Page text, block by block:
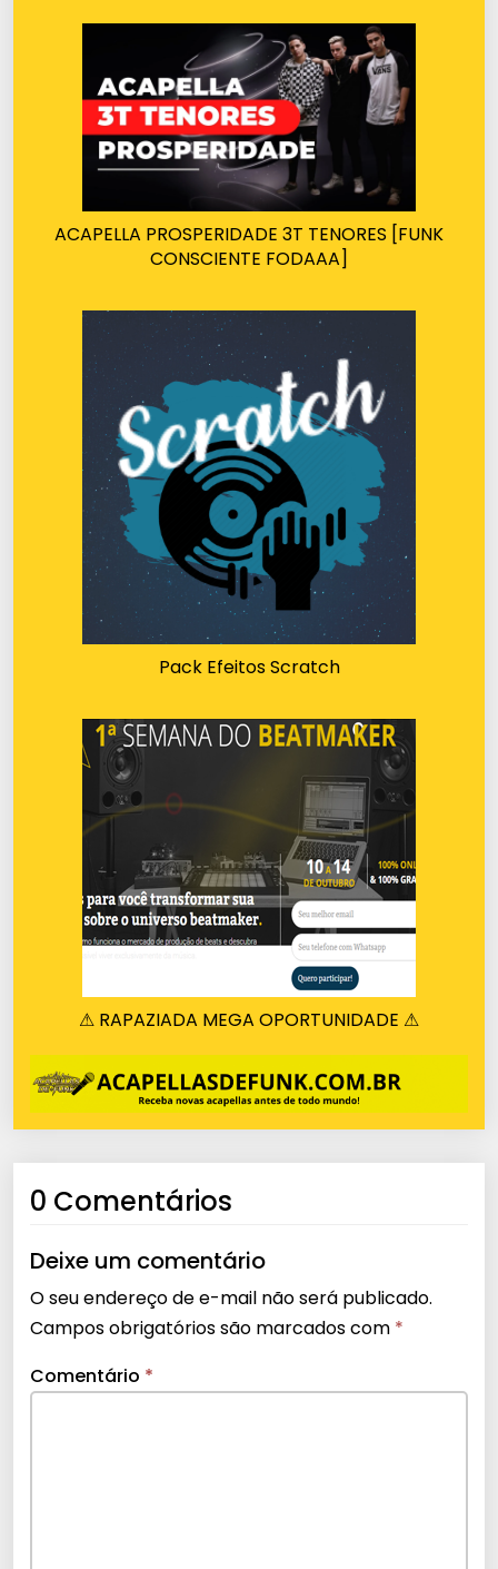
ACAPELLA PROSPERIDADE 3T TENORES [FUNK
CONSCIENTE FODAAA]
Pack Efeitos Scratch
⚠ RAPAZIADA MEGA OPORTUNIDADE ⚠
0 Comentários
Deixe um comentário
O seu endereço de e-mail não será publicado.
Campos obrigatórios são marcados com *
Comentário *